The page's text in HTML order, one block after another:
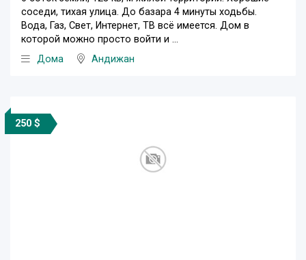
соседи, тихая улица. До базара 4 минуты ходьбы.
Вода, Газ, Свет, Интернет, ТВ всё имеется. Дом в
которой можно просто войти и ...
Дома
Андижан
250 $